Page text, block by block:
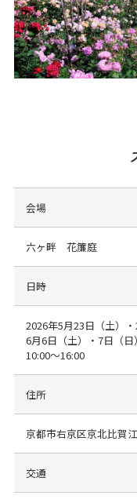
会場
六ヶ畔 花簾庭
日時
2026年5月23日（土）
6月6日（土）・7日（
10:00〜16:00
住所
京都市右京区京北比賀
交通